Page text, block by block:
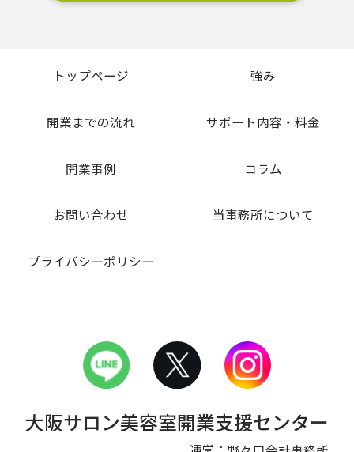
トップページ 強み
開業までの流れ サポート内容・料金
開業事例 コラム
お問い合わせ 当事務所について
プライバシーポリシー
大阪サロン美容室開業支援センター